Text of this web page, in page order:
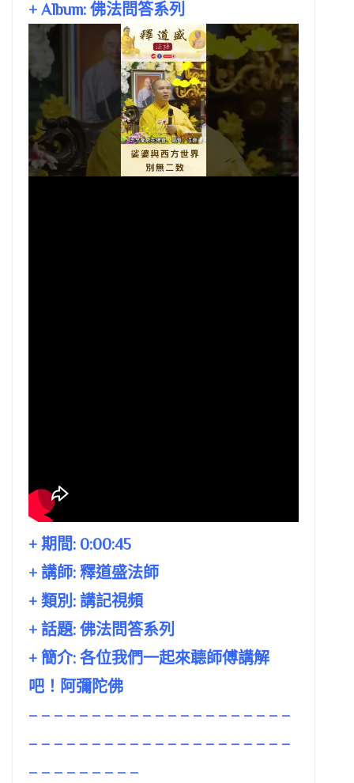
+ Album: 佛法問答系列
+ 期間: 0:00:45
+ 講師: 釋道盛法師
+ 類別: 講記視頻
+ 話題: 佛法問答系列
+ 簡介: 各位我們一起來聼師傅講解
吧！阿彌陀佛
– – – – – – – – – – – – – – – – – – – – –
– – – – – – – – – – – – – – – – – – – – –
– – – – – – – – –